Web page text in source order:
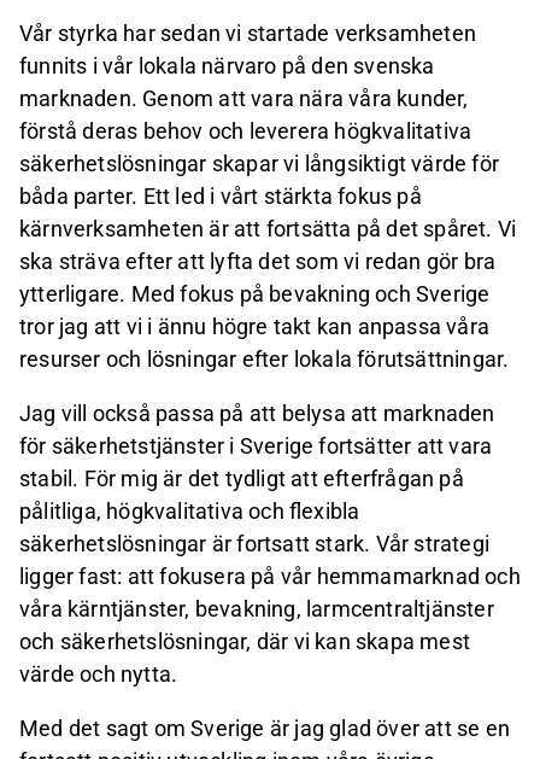
Vår styrka har sedan vi startade verksamheten
funnits i vår lokala närvaro på den svenska
marknaden. Genom att vara nära våra kunder,
förstå deras behov och leverera högkvalitativa
säkerhetslösningar skapar vi långsiktigt värde för
båda parter. Ett led i vårt stärkta fokus på
kärnverksamheten är att fortsätta på det spåret. Vi
ska sträva efter att lyfta det som vi redan gör bra
ytterligare. Med fokus på bevakning och Sverige
tror jag att vi i ännu högre takt kan anpassa våra
resurser och lösningar efter lokala förutsättningar.
Jag vill också passa på att belysa att marknaden
för säkerhetstjänster i Sverige fortsätter att vara
stabil. För mig är det tydligt att efterfrågan på
pålitliga, högkvalitativa och flexibla
säkerhetslösningar är fortsatt stark. Vår strategi
ligger fast: att fokusera på vår hemmamarknad och
våra kärntjänster, bevakning, larmcentraltjänster
och säkerhetslösningar, där vi kan skapa mest
värde och nytta.
Med det sagt om Sverige är jag glad över att se en